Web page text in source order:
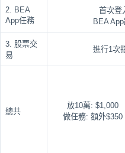
2. BEA
App任務
首次登
BEA
3. 股票交
易
進行1次
總共
放10萬: $1,000
做任務: 額外$350